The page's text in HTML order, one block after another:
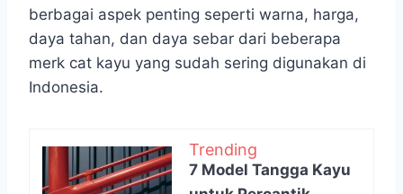
berbagai aspek penting seperti warna, harga,
daya tahan, dan daya sebar dari beberapa
merk cat kayu yang sudah sering digunakan di
Indonesia.
Trending
7 Model Tangga Kayu